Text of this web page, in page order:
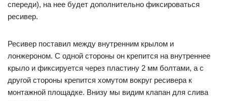
спереди), на нее будет дополнительно фиксироваться
ресивер.
Ресивер поставил между внутренним крылом и
лонжероном. С одной стороны он крепится на внутреннее
крыло и фиксируется через пластину 2 мм болтами, а с
другой стороны крепится хомутом вокруг ресивера к
монтажной площадке. Внизу мы видим клапан для слива